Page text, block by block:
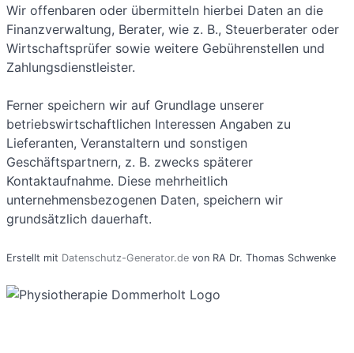
Wir offenbaren oder übermitteln hierbei Daten an die
Finanzverwaltung, Berater, wie z. B., Steuerberater oder
Wirtschaftsprüfer sowie weitere Gebührenstellen und
Zahlungsdienstleister.
Ferner speichern wir auf Grundlage unserer
betriebswirtschaftlichen Interessen Angaben zu
Lieferanten, Veranstaltern und sonstigen
Geschäftspartnern, z. B. zwecks späterer
Kontaktaufnahme. Diese mehrheitlich
unternehmensbezogenen Daten, speichern wir
grundsätzlich dauerhaft.
Erstellt mit Datenschutz-Generator.de von RA Dr. Thomas Schwenke